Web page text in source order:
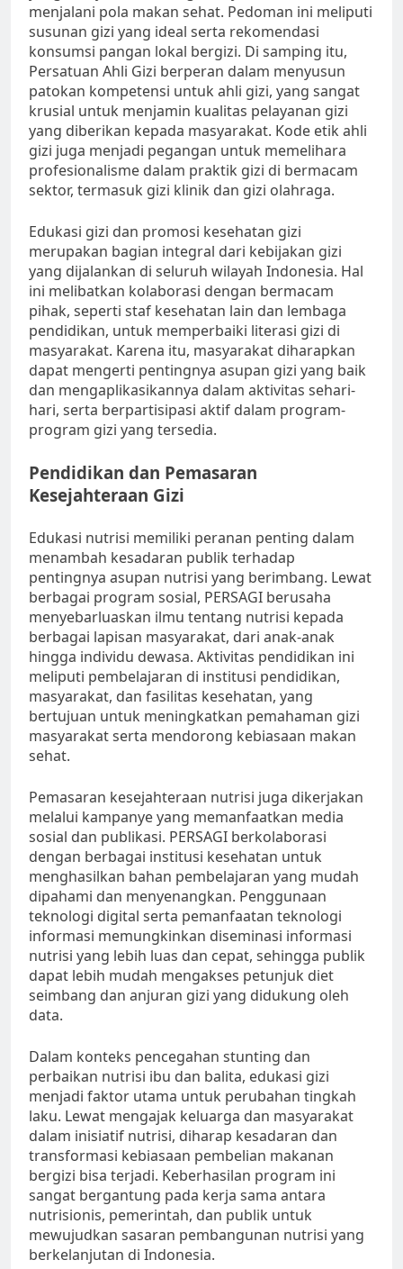
menjalani pola makan sehat. Pedoman ini meliputi
susunan gizi yang ideal serta rekomendasi
konsumsi pangan lokal bergizi. Di samping itu,
Persatuan Ahli Gizi berperan dalam menyusun
patokan kompetensi untuk ahli gizi, yang sangat
krusial untuk menjamin kualitas pelayanan gizi
yang diberikan kepada masyarakat. Kode etik ahli
gizi juga menjadi pegangan untuk memelihara
profesionalisme dalam praktik gizi di bermacam
sektor, termasuk gizi klinik dan gizi olahraga.
Edukasi gizi dan promosi kesehatan gizi
merupakan bagian integral dari kebijakan gizi
yang dijalankan di seluruh wilayah Indonesia. Hal
ini melibatkan kolaborasi dengan bermacam
pihak, seperti staf kesehatan lain dan lembaga
pendidikan, untuk memperbaiki literasi gizi di
masyarakat. Karena itu, masyarakat diharapkan
dapat mengerti pentingnya asupan gizi yang baik
dan mengaplikasikannya dalam aktivitas sehari-
hari, serta berpartisipasi aktif dalam program-
program gizi yang tersedia.
Pendidikan dan Pemasaran
Kesejahteraan Gizi
Edukasi nutrisi memiliki peranan penting dalam
menambah kesadaran publik terhadap
pentingnya asupan nutrisi yang berimbang. Lewat
berbagai program sosial, PERSAGI berusaha
menyebarluaskan ilmu tentang nutrisi kepada
berbagai lapisan masyarakat, dari anak-anak
hingga individu dewasa. Aktivitas pendidikan ini
meliputi pembelajaran di institusi pendidikan,
masyarakat, dan fasilitas kesehatan, yang
bertujuan untuk meningkatkan pemahaman gizi
masyarakat serta mendorong kebiasaan makan
sehat.
Pemasaran kesejahteraan nutrisi juga dikerjakan
melalui kampanye yang memanfaatkan media
sosial dan publikasi. PERSAGI berkolaborasi
dengan berbagai institusi kesehatan untuk
menghasilkan bahan pembelajaran yang mudah
dipahami dan menyenangkan. Penggunaan
teknologi digital serta pemanfaatan teknologi
informasi memungkinkan diseminasi informasi
nutrisi yang lebih luas dan cepat, sehingga publik
dapat lebih mudah mengakses petunjuk diet
seimbang dan anjuran gizi yang didukung oleh
data.
Dalam konteks pencegahan stunting dan
perbaikan nutrisi ibu dan balita, edukasi gizi
menjadi faktor utama untuk perubahan tingkah
laku. Lewat mengajak keluarga dan masyarakat
dalam inisiatif nutrisi, diharap kesadaran dan
transformasi kebiasaan pembelian makanan
bergizi bisa terjadi. Keberhasilan program ini
sangat bergantung pada kerja sama antara
nutrisionis, pemerintah, dan publik untuk
mewujudkan sasaran pembangunan nutrisi yang
berkelanjutan di Indonesia.